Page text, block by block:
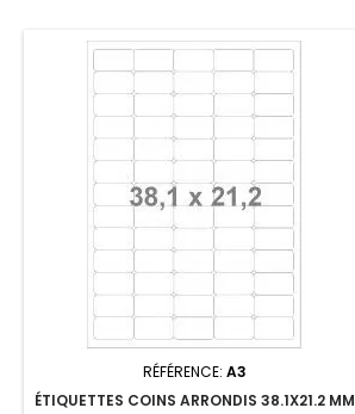
RÉFÉRENCE: A3
ÉTIQUETTES COINS ARRONDIS 38.1X21.2 MM